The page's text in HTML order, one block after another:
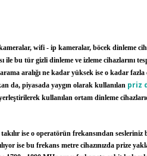
wifi - ip kameralar, böcek dinleme
ile bu tür gizli dinleme ve izleme cihazlarını
aralığı ne kadar yüksek ise o kadar fazla
da, piyasada yaygın olarak kullanılan priz
kullanılan ortam dinleme
ise o operatörün frekansından sesleriniz
ise bu frekans metre cihazınızda prize